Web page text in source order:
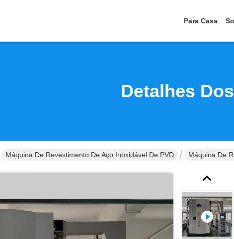
Para Casa
Detalhes
Máquina De Revestimento De Aço Inoxidável De PVD Máquina De